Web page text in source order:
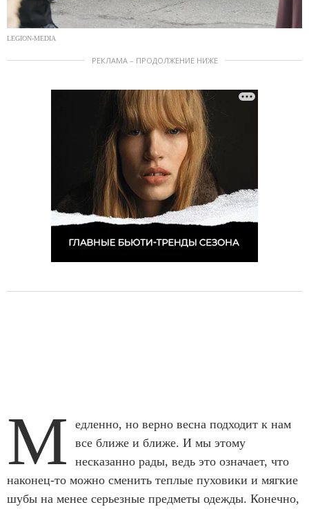
LEGION-MEDIA
РЕКЛАМА – ПРОДОЛЖЕНИЕ НИЖЕ
М
едленно, но верно весна подходит к нам
все ближе и ближе. И мы этому
несказанно рады, ведь это означает, что
наконец-то можно сменить теплые пуховики и мягкие
шубы на менее серьезные предметы одежды. Конечно,